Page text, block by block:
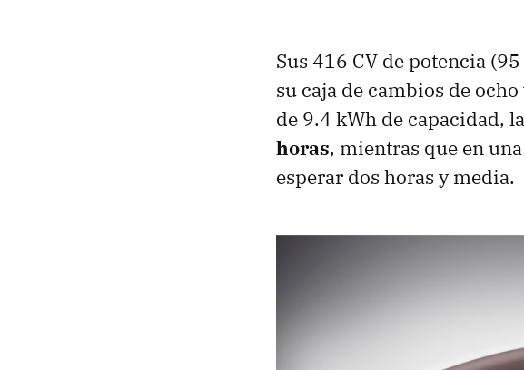
Sus 416 CV de potencia
su caja de cambios de
de 9.4 kWh de capacidad,
horas, mientras que en
esperar dos horas y media.